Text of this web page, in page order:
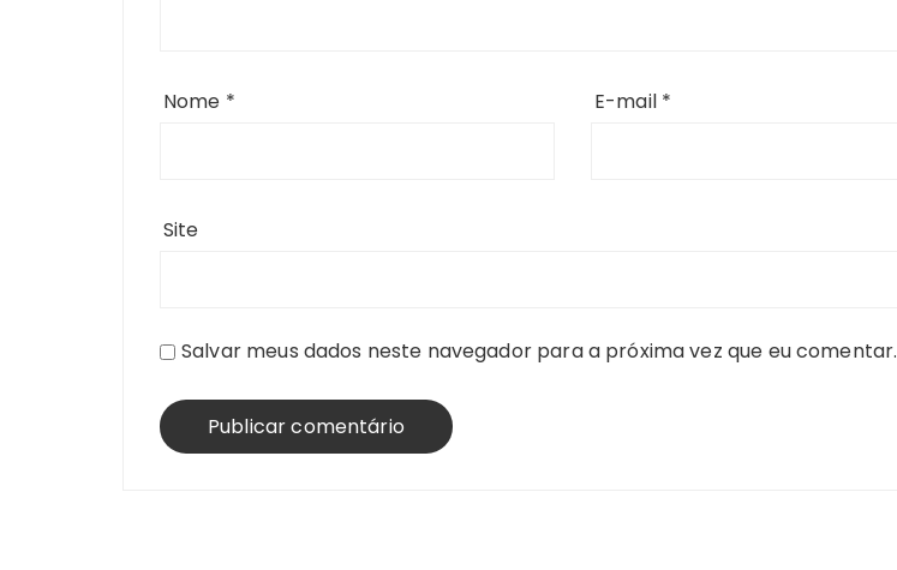
Nome * E-mail *
Site
Salvar meus dados neste navegador para a próxima vez que eu comentar.